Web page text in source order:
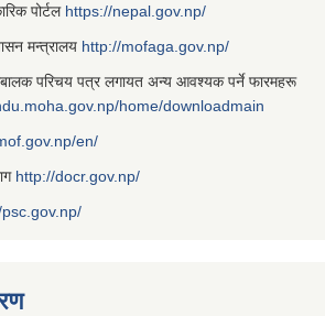
पोर्टल https://nepal.gov.np/
मन्त्रालय http://mofaga.gov.np/
परिचय पत्र लगायत अन्य आवश्यक पर्ने फारमहरू
home/downloadmain
en/
http://docr.gov.np/